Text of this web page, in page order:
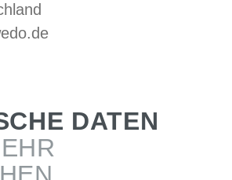
DATEN